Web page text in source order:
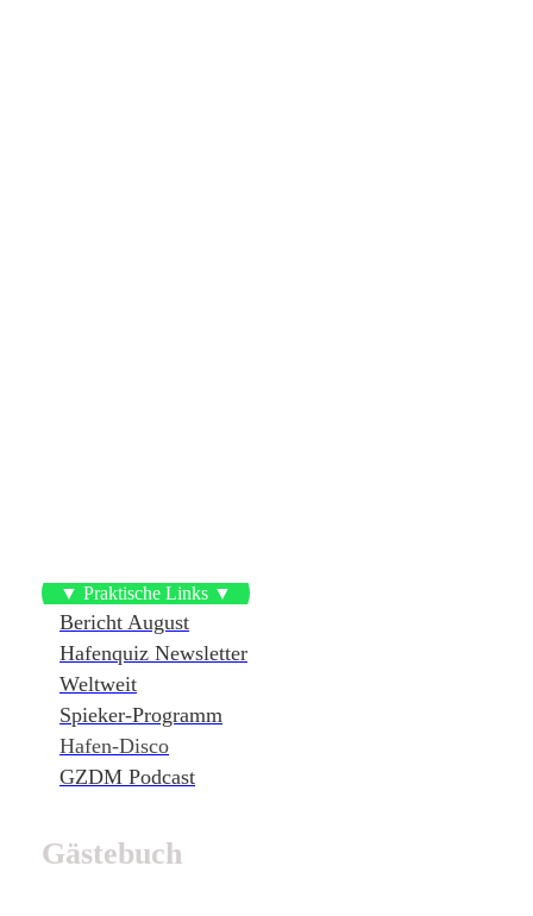
▼ Praktische Links ▼
Bericht August
Hafenquiz Newsletter
Weltweit
Spieker-Programm
Hafen-Disco
GZDM Podcast
Gästebuch